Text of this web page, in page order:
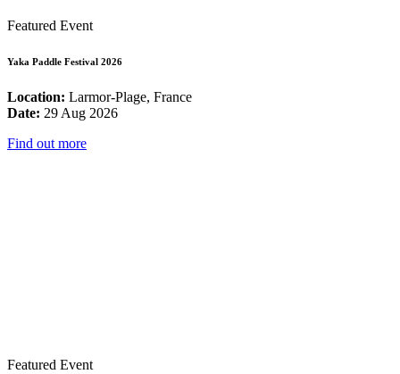
Featured Event
Yaka Paddle Festival 2026
Location: Larmor-Plage, France
Date: 29 Aug 2026
Find out more
Featured Event